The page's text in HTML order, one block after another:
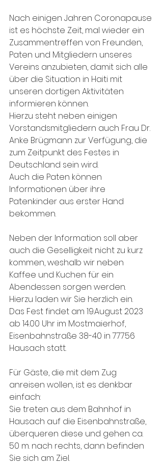
Nach einigen Jahren Coronapause
ist es höchste Zeit, mal wieder ein
Zusammentreffen von Freunden,
Paten und Mitgliedern unseres
Vereins anzubieten, damit sich alle
über die Situation in Haiti mit
unseren dortigen Aktivitäten
informieren können.
Hierzu steht neben einigen
Vorstandsmitgliedern auch Frau Dr.
Anke Brügmann zur Verfügung, die
zum Zeitpunkt des Festes in
Deutschland sein wird.
Auch die Paten können
Informationen über ihre
Patenkinder aus erster Hand
bekommen.
Neben der Information soll aber
auch die Geselligkeit nicht zu kurz
kommen, weshalb wir neben
Kaffee und Kuchen für ein
Abendessen sorgen werden.
Hierzu laden wir Sie herzlich ein.
Das Fest findet am 19.August 2023
ab 14.00 Uhr im Mostmaierhof,
Eisenbahnstraße 38-40 in 77756
Hausach statt.
Für Gäste, die mit dem Zug
anreisen wollen, ist es denkbar
einfach:
Sie treten aus dem Bahnhof in
Hausach auf die Eisenbahnstraße,
überqueren diese und gehen ca.
50 m. nach rechts, dann befinden
Sie sich am Ziel.